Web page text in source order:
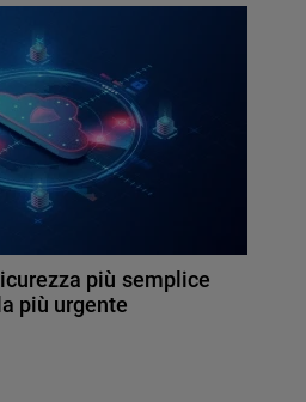
più semplice
più urgente